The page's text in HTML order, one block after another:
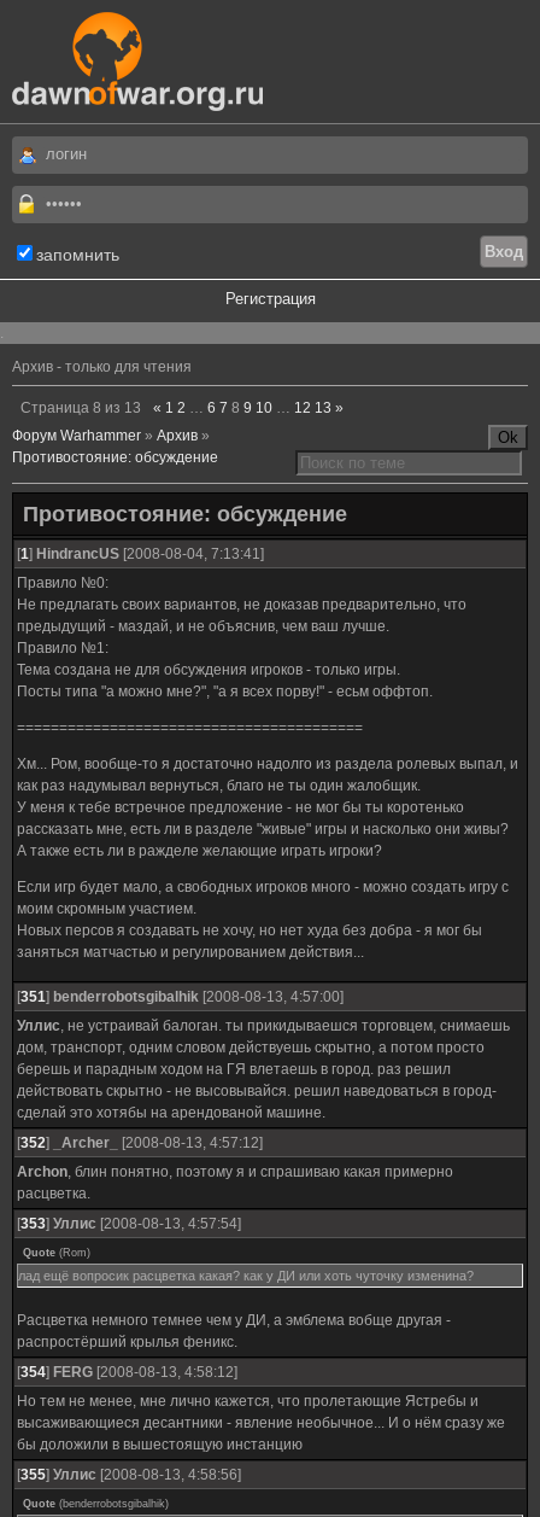
запомнить
Регистрация
.
Архив - только для чтения
Страница 8 из 13 « 1 2 … 6 7 8 9 10 … 12 13 »
Форум Warhammer » Архив »
Противостояние: обсуждение
Противостояние: обсуждение
[1] HindrancUS [2008-08-04, 7:13:41]
Правило №0:
Не предлагать своих вариантов, не доказав предварительно, что
предыдущий - маздай, и не объяснив, чем ваш лучше.
Правило №1:
Тема создана не для обсуждения игроков - только игры.
Посты типа "а можно мне?", "а я всех порву!" - есьм оффтоп.
=========================================
Хм... Ром, вообще-то я достаточно надолго из раздела ролевых выпал, и
как раз надумывал вернуться, благо не ты один жалобщик.
У меня к тебе встречное предложение - не мог бы ты коротенько
рассказать мне, есть ли в разделе "живые" игры и насколько они живы?
А также есть ли в ражделе желающие играть игроки?
Если игр будет мало, а свободных игроков много - можно создать игру с
моим скромным участием.
Новых персов я создавать не хочу, но нет худа без добра - я мог бы
заняться матчастью и регулированием действия...
[351] benderrobotsgibalhik [2008-08-13, 4:57:00]
Уллис, не устраивай балоган. ты прикидываешся торговцем, снимаешь
дом, транспорт, одним словом действуешь скрытно, а потом просто
берешь и парадным ходом на ГЯ влетаешь в город. раз решил
действовать скрытно - не высовывайся. решил наведоваться в город-
сделай это хотябы на арендованой машине.
[352] _Archer_
[2008-08-13, 4:57:12]
Archon, блин понятно, поэтому я и спрашиваю какая примерно
расцветка.
[353] Уллис [2008-08-13, 4:57:54]
Quote (Rom)
лад ещё вопросик расцветка какая? как у ДИ или хоть чуточку изменина?
Расцветка немного темнее чем у ДИ, а эмблема вобще другая -
распростёрший крылья феникс.
[354] FERG [2008-08-13, 4:58:12]
Но тем не менее, мне лично кажется, что пролетающие Ястребы и
высаживающиеся десантники - явление необычное... И о нём сразу же
бы доложили в вышестоящую инстанцию
[355] Уллис [2008-08-13, 4:58:56]
Quote (benderrobotsgibalhik)